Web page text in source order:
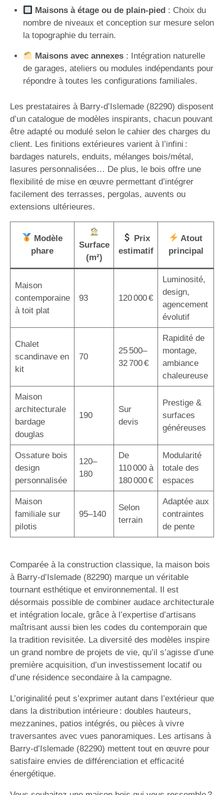
Maisons à étage ou de plain-pied: Choix du
nombre de niveaux et conception sur mesure selon
la topographie du terrain.
Maisons avec annexes: Intégration naturelle
de garages, ateliers ou modules indépendants pour
répondre à toutes les configurations familiales.
Les prestataires à Barry-d’Islemade (82290) disposent
d’un catalogue de modèles inspirants, chacun pouvant
être adapté ou modulé selon le cahier des charges du
client. Les finitions extérieures varient à l’infini :
bardages naturels, enduits, mélanges bois/métal,
lasures personnalisées… De plus, le bois offre une
flexibilité de mise en œuvre permettant d’intégrer
facilement des terrasses, pergolas, auvents ou
extensions ultérieures.
Modèle
phare
Surface
(m²)
Prix
estimatif
Atout
principal
Maison
contemporaine
à toit plat
93 120 000 €
Luminosité,
design,
agencement
évolutif
Chalet
scandinave en
kit
70
25 500–
32 700 €
Rapidité de
montage,
ambiance
chaleureuse
Maison
architecturale
bardage
douglas
190
Sur
devis
Prestige &
surfaces
généreuses
Ossature bois
design
personnalisée
120–
180
De
110 000 à
180 000 €
Modularité
totale des
espaces
Maison
familiale sur
pilotis
95–140
Selon
terrain
Adaptée aux
contraintes
de pente
Comparée à la construction classique, la maison bois
à Barry-d’Islemade (82290) marque un véritable
tournant esthétique et environnemental. Il est
désormais possible de combiner audace architecturale
et intégration locale, grâce à l’expertise d’artisans
maîtrisant aussi bien les codes du contemporain que
la tradition revisitée. La diversité des modèles inspire
un grand nombre de projets de vie, qu’il s’agisse d’une
première acquisition, d’un investissement locatif ou
d’une résidence secondaire à la campagne.
L’originalité peut s’exprimer autant dans l’extérieur que
dans la distribution intérieure : doubles hauteurs,
mezzanines, patios intégrés, ou pièces à vivre
traversantes avec vues panoramiques. Les artisans à
Barry-d’Islemade (82290) mettent tout en œuvre pour
satisfaire envies de différenciation et efficacité
énergétique.